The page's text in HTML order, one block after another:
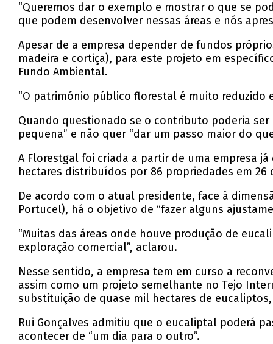
“Queremos dar o exemplo e mostrar o que se
que podem desenvolver nessas áreas e nós
Apesar de a empresa depender de fundos
madeira e cortiça), para este projeto em
Fundo Ambiental.
“O património público florestal é muito reduzido
Quando questionado se o contributo poderia
pequena” e não quer “dar um passo maior do
A Florestgal foi criada a partir de uma empresa
hectares distribuídos por 86 propriedades em
De acordo com o atual presidente, face à
Portucel), há o objetivo de “fazer alguns
“Muitas das áreas onde houve produção de
exploração comercial”, aclarou.
Nesse sentido, a empresa tem em curso a
assim como um projeto semelhante no Tejo
substituição de quase mil hectares de
Rui Gonçalves admitiu que o eucaliptal poderá
acontecer de “um dia para o outro”.